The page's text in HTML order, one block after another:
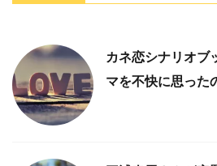
カネ恋シナリオブ
マを不快に思った